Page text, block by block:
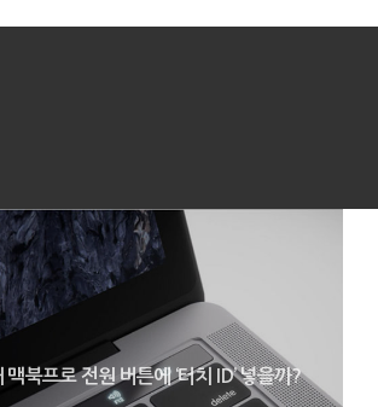
북프로 전원 버튼에 ‘터치 ID’ 넣을까?